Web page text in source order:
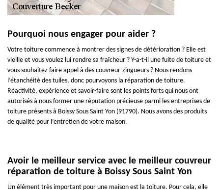
Pourquoi nous engager pour aider ?
Votre toiture commence à montrer des signes de détérioration ? Elle est
vieille et vous voulez lui rendre sa fraîcheur ? Y-a-t-il une fuite de toiture et
vous souhaitez faire appel à des couvreur-zingueurs ? Nous rendons
l’étanchéité des tuiles, donc pourvoyons la réparation de toiture.
Réactivité, expérience et savoir-faire sont les points forts qui nous ont
autorisés à nous former une réputation précieuse parmi les entreprises de
toiture présents à Boissy Sous Saint Yon (91790). Nous avons des produits
de qualité pour l’entretien de votre maison.
Avoir le meilleur service avec le meilleur couvreur
réparation de toiture à Boissy Sous Saint Yon
Un élément très important pour une maison est la toiture. Pour cela, elle